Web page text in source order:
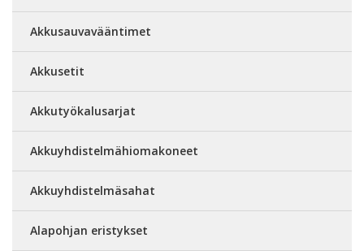
Akkusauvavääntimet
Akkusetit
Akkutyökalusarjat
Akkuyhdistelmähiomakoneet
Akkuyhdistelmäsahat
Alapohjan eristykset